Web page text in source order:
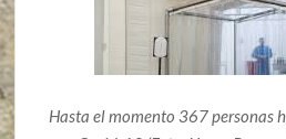
Hasta el momento 367 personas